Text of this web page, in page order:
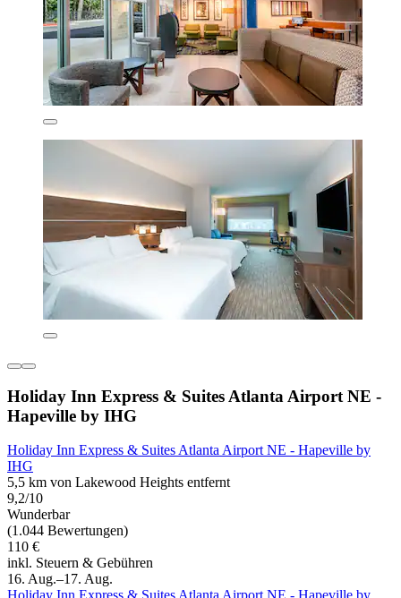
Holiday Inn Express & Suites Atlanta Airport NE -
Hapeville by IHG
Holiday Inn Express & Suites Atlanta Airport NE - Hapeville by
IHG
5,5 km von Lakewood Heights entfernt
9,2/10
Wunderbar
(1.044 Bewertungen)
110 €
inkl. Steuern & Gebühren
16. Aug.–17. Aug.